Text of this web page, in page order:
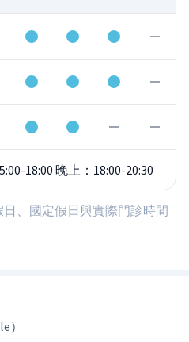
18:00 晚上：18:00-20:30
、國定假日與實際門診時間
）